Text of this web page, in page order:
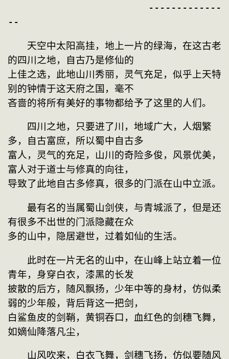
--
天空中太阳高挂，地上一片的绿海，在这古老
的四川之地，自古乃是修仙的
上佳之选，此地山川秀丽，灵气充足，似乎上天特
别的钟情于这天府之国，毫不
吝啬的将所有美好的事物都给予了这里的人们。
四川之地，只要进了川，地域广大，人烟繁
多，自古富庶，所以蜀中自古多
富人，灵气的充足，山川的奇险多俊，风景优美，
富人对于道士与修真的向往，
导致了此地自古多修真，很多的门派在山中立派。
最有名的当属蜀山剑侠，与青城派了，但是还
有很多不出世的门派隐藏在众
多的山中，隐居避世，过着如仙的生活。
此时在一片无名的山中，在山峰上站立着一位
青年，身穿白衣，漆黑的长发
披散的后方，随风飘扬，少年中等的身材，仿似柔
弱的少年般，背后背这一把剑，
白鲨鱼皮的剑鞘，黄铜吞口，血红色的剑穗飞舞，
如嫡仙降落凡尘，
山风吹来，白衣飞舞，剑穗飞扬，仿似要随风